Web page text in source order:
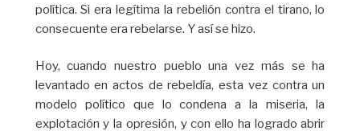
política. Si era legítima la rebelión contra el tirano, lo
consecuente era rebelarse. Y así se hizo.
Hoy, cuando nuestro pueblo una vez más se ha
levantado en actos de rebeldía, esta vez contra un
modelo político que lo condena a la miseria, la
explotación y la opresión, y con ello ha logrado abrir